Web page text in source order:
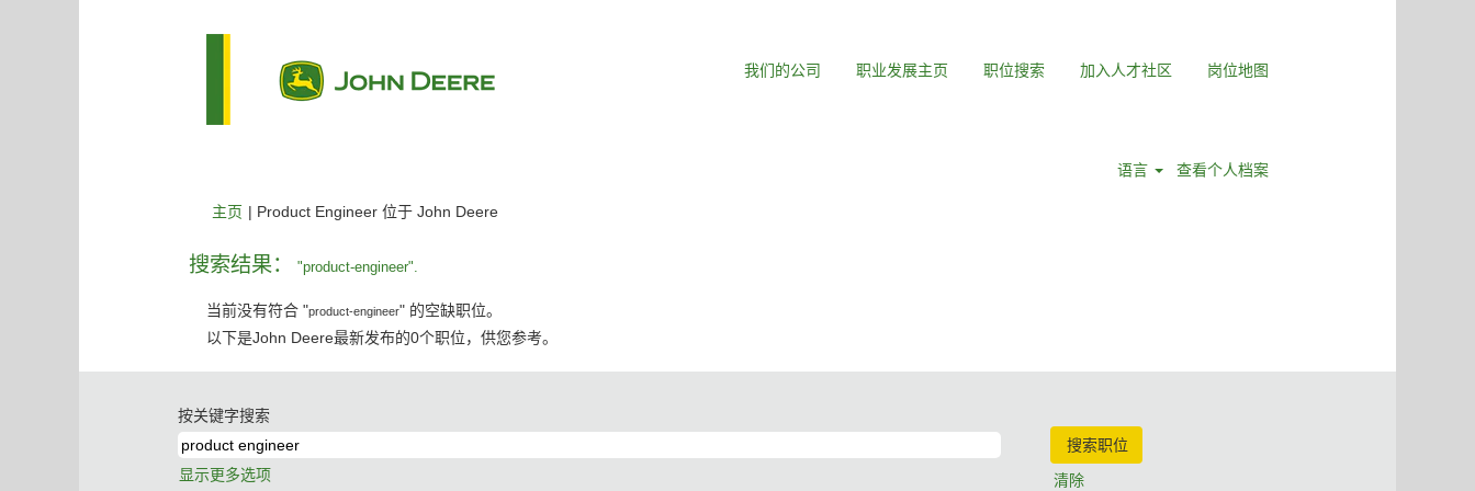
我们的公司 职业发展主页 职位搜索 加入人才社区 岗位地图
语言 查看个人档案
主页 | Product Engineer 位于 John Deere（当
搜索结果： "product-engineer".
当前没有符合 "product-engineer" 的空缺职位。
以下是John Deere最新发布的0个职位，供您参考。
按关键字搜索
显示更多选项 清除